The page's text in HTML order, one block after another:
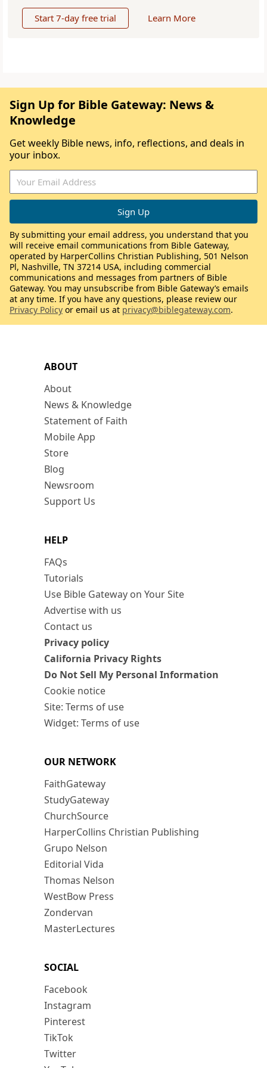
Start 7-day free trial Learn More
ABOUT
About
News & Knowledge
Statement of Faith
Mobile App
Store
Blog
Newsroom
Support Us
HELP
FAQs
Tutorials
Use Bible Gateway on Your Site
Advertise with us
Contact us
Privacy policy
California Privacy Rights
Do Not Sell My Personal Information
Cookie notice
Site: Terms of use
Widget: Terms of use
OUR NETWORK
FaithGateway
StudyGateway
ChurchSource
HarperCollins Christian Publishing
Grupo Nelson
Editorial Vida
Thomas Nelson
WestBow Press
Zondervan
MasterLectures
SOCIAL
Facebook
Instagram
Pinterest
TikTok
Twitter
Sign Up for Bible Gateway: News &
Knowledge
Get weekly Bible news, info, reflections, and deals in
your inbox.
By submitting your email address, you understand that you
will receive email communications from Bible Gateway,
operated by HarperCollins Christian Publishing, 501 Nelson
Pl, Nashville, TN 37214 USA, including commercial
communications and messages from partners of Bible
Gateway. You may unsubscribe from Bible Gateway’s emails
at any time. If you have any questions, please review our
Privacy Policy or email us at privacy@biblegateway.com.